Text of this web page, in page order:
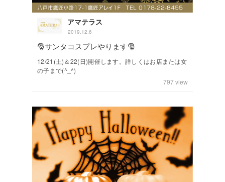
アマテラス
2019.12.6
🎅サンタコスプレやります🎅
12/21(土)＆22(日)開催します。詳しくはお店または女
の子まで(^_^)
797view